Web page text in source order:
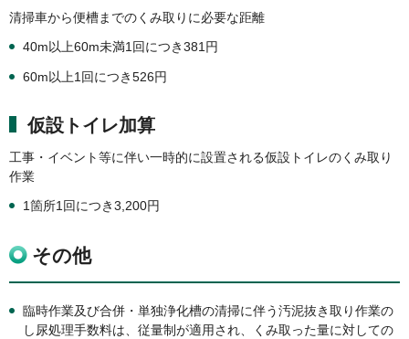
清掃車から便槽までのくみ取りに必要な距離
40m以上60m未満1回につき381円
60m以上1回につき526円
仮設トイレ加算
工事・イベント等に伴い一時的に設置される仮設トイレのくみ取り
作業
1箇所1回につき3,200円
その他
臨時作業及び合併・単独浄化槽の清掃に伴う汚泥抜き取り作業の
し尿処理手数料は、従量制が適用され、くみ取った量に対しての